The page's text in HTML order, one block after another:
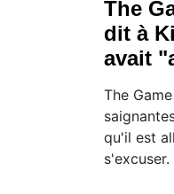
The
dit à
avait
The
qu'il est
s'excuser.